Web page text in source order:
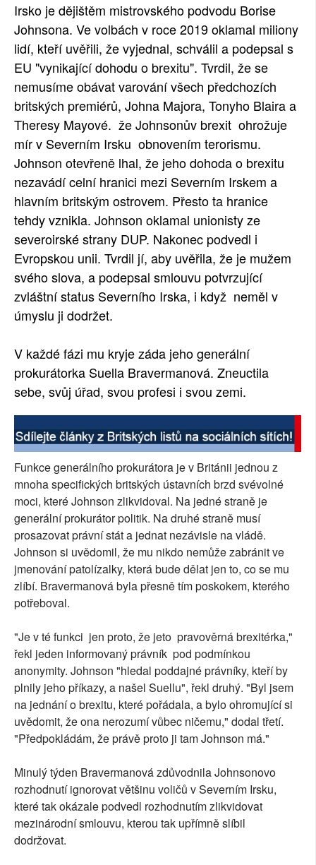
Irsko je dějištěm mistrovského podvodu Borise
Johnsona. Ve volbách v roce 2019 oklamal miliony
lidí, kteří uvěřili, že vyjednal, schválil a podepsal s
EU "vynikající dohodu o brexitu". Tvrdil, že se
nemusíme obávat varování všech předchozích
britských premiérů, Johna Majora, Tonyho Blaira a
Theresy Mayové. že Johnsonův brexit ohrožuje
mír v Severním Irsku obnovením terorismu.
Johnson otevřeně lhal, že jeho dohoda o brexitu
nezavádí celní hranici mezi Severním Irskem a
hlavním britským ostrovem. Přesto ta hranice
tehdy vznikla. Johnson oklamal unionisty ze
severoirské strany DUP. Nakonec podvedl i
Evropskou unii. Tvrdil jí, aby uvěřila, že je mužem
svého slova, a podepsal smlouvu potvrzující
zvláštní status Severního Irska, i když neměl v
úmyslu ji dodržet.
V každé fázi mu kryje záda jeho generální
prokurátorka Suella Bravermanová. Zneuctila
sebe, svůj úřad, svou profesi i svou zemi.
Funkce generálního prokurátora je v Británii jednou z
mnoha specifických britských ústavních brzd svévolné
moci, které Johnson zlikvidoval. Na jedné straně je
generální prokurátor politik. Na druhé straně musí
prosazovat právní stát a jednat nezávisle na vládě.
Johnson si uvědomil, že mu nikdo nemůže zabránit ve
jmenování patolízalky, která bude dělat jen to, co se mu
zlíbí. Bravermanová byla přesně tím poskokem, kterého
potřeboval.
"Je v té funkci jen proto, že jeto pravověrná brexitérka,"
řekl jeden informovaný právník pod podmínkou
anonymity. Johnson "hledal poddajné právníky, kteří by
plnily jeho příkazy, a našel Suellu", řekl druhý. "Byl jsem
na jednání o brexitu, které pořádala, a bylo ohromující si
uvědomit, že ona nerozumí vůbec ničemu," dodal třetí.
"Předpokládám, že právě proto ji tam Johnson má."
Minulý týden Bravermanová zdůvodnila Johnsonovo
rozhodnutí ignorovat většinu voličů v Severním Irsku,
které tak okázale podvedl rozhodnutím zlikvidovat
mezinárodní smlouvu, kterou tak upřímně slíbil
dodržovat.